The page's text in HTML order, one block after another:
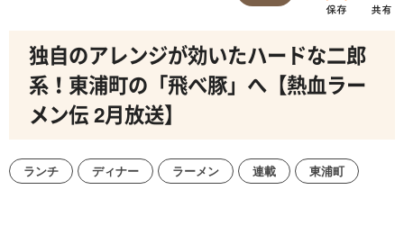
独自のアレンジが効いたハードな二郎
系！東浦町の「飛べ豚」へ【熱血ラー
メン伝 2月放送】
ランチ ディナー ラーメン 連載 東浦町